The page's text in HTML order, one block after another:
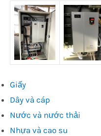
Giấy
Dây và cáp
Nước và nước thải
Nhựa và cao su